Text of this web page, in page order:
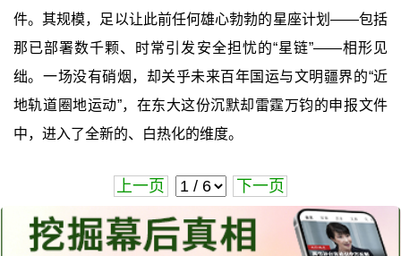
件。其规模，足以让此前任何雄心勃勃的星座计划——包括
那已部署数千颗、时常引发安全担忧的“星链”——相形见
绌。一场没有硝烟，却关乎未来百年国运与文明疆界的“近
地轨道圈地运动”，在东大这份沉默却雷霆万钧的申报文件
中，进入了全新的、白热化的维度。
上一页 下一页